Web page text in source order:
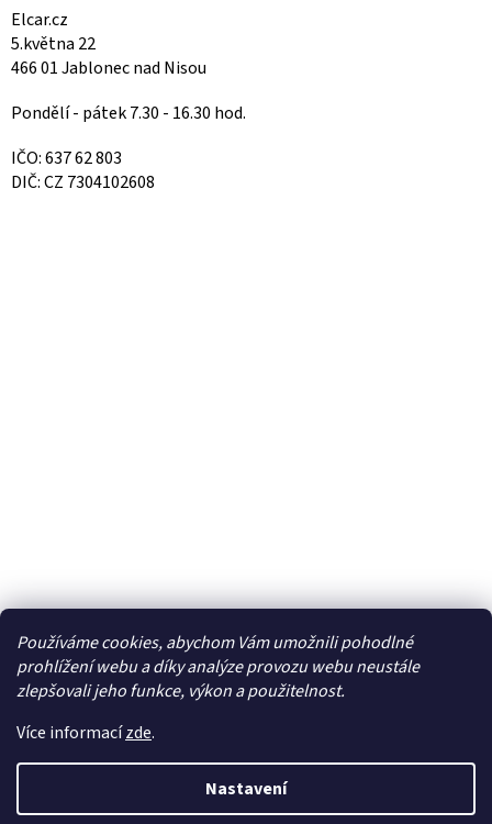
Používáme cookies, abychom Vám umožnili pohodlné
prohlížení webu a díky analýze provozu webu neustále
zlepšovali jeho funkce, výkon a použitelnost.
Více informacízde.
Nastavení
Elcar.cz
5.května 22
466 01 Jablonec nad Nisou
Pondělí - pátek 7.30 - 16.30 hod.
IČO: 637 62 803
DIČ: CZ 7304102608
Facebook
Vytvořil Shoptet
Copyright 2026Elcar - elektrospecialista - RC modely,